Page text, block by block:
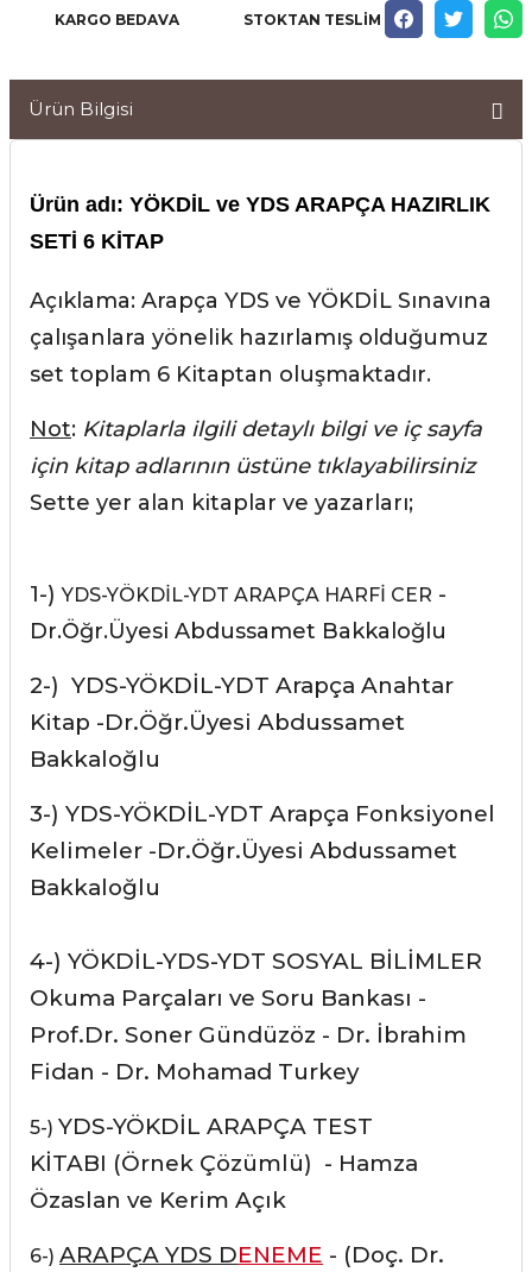
KARGO BEDAVA STOKTAN TESLIM
Ürün Bilgisi
Ürün adı: YÖKDİL ve YDS ARAPÇA HAZIRLIK
SETİ 6 KİTAP
Açıklama: Arapça YDS ve YÖKDİL Sınavına
çalışanlara yönelik hazırlamış olduğumuz
set toplam 6 Kitaptan oluşmaktadır.
Not: Kitaplarla ilgili detaylı bilgi ve iç sayfa
için kitap adlarının üstüne tıklayabilirsiniz
Sette yer alan kitaplar ve yazarları;
1-)YDS-YÖKDİL-YDT ARAPÇA HARFİ CER -
Dr.Öğr.Üyesi Abdussamet Bakkaloğlu
2-) YDS-YÖKDİL-YDT Arapça Anahtar
Kitap -Dr.Öğr.Üyesi Abdussamet
Bakkaloğlu
3-) YDS-YÖKDİL-YDT Arapça Fonksiyonel
Kelimeler -Dr.Öğr.Üyesi Abdussamet
Bakkaloğlu
4-) YÖKDİL-YDS-YDT SOSYAL BİLİMLER
Okuma Parçaları ve Soru Bankası -
Prof.Dr. Soner Gündüzöz - Dr. İbrahim
Fidan - Dr. Mohamad Turkey
5-) YDS-YÖKDİL ARAPÇA TEST
KİTABI (Örnek Çözümlü) - Hamza
Özaslan ve Kerim Açık
6-) ARAPÇA YDS DENEME - (Doç. Dr.